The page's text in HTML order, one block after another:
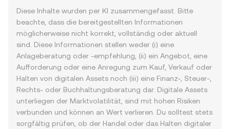
Diese Inhalte wurden per KI zusammengefasst. Bitte
beachte, dass die bereitgestellten Informationen
möglicherweise nicht korrekt, vollständig oder aktuell
sind. Diese Informationen stellen weder (i) eine
Anlageberatung oder -empfehlung, (ii) ein Angebot, eine
Aufforderung oder eine Anregung zum Kauf, Verkauf oder
Halten von digitalen Assets noch (iii) eine Finanz-, Steuer-,
Rechts- oder Buchhaltungsberatung dar. Digitale Assets
unterliegen der Marktvolatilität, sind mit hohen Risiken
verbunden und können an Wert verlieren. Du solltest stets
sorgfältig prüfen, ob der Handel oder das Halten digitaler